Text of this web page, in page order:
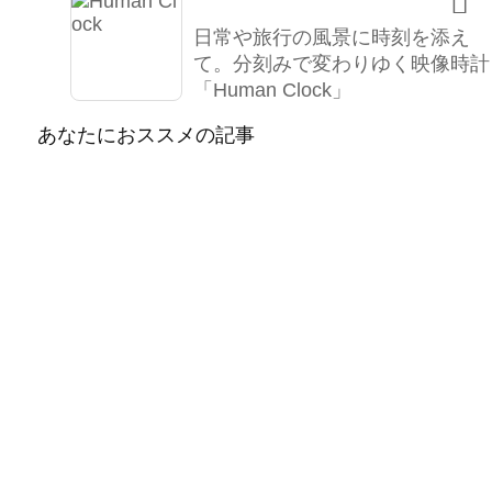
日常や旅行の風景に時刻を添え
て。分刻みで変わりゆく映像時計
「Human Clock」
あなたにおススメの記事